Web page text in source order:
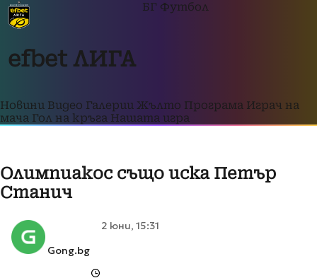
БГ Футбол
efbet ЛИГА
Новини Видео Галерии Жълто Програма Играч на
мача Гол на кръга Нашата игра
Олимпиакос също иска Петър
Станич
Gong.bg
2 юни, 15:31